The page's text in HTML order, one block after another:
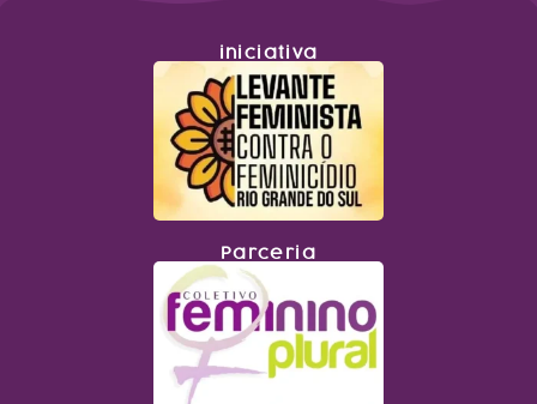
iniciativa
Parceria